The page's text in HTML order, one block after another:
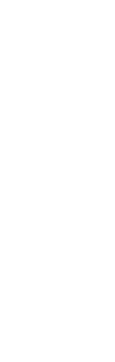
y
licencia a
a su
realizar la
suscripción,
cantidad de
realizar la
solo puede
una sola
cumplen los